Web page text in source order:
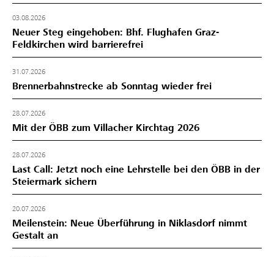
03.08.2026
Neuer Steg eingehoben: Bhf. Flughafen Graz-
Feldkirchen wird barrierefrei
31.07.2026
Brennerbahnstrecke ab Sonntag wieder frei
28.07.2026
Mit der ÖBB zum Villacher Kirchtag 2026
28.07.2026
Last Call: Jetzt noch eine Lehrstelle bei den ÖBB in der
Steiermark sichern
20.07.2026
Meilenstein: Neue Überführung in Niklasdorf nimmt
Gestalt an